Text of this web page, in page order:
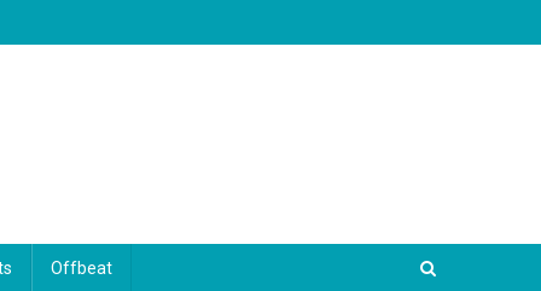
Offbeat